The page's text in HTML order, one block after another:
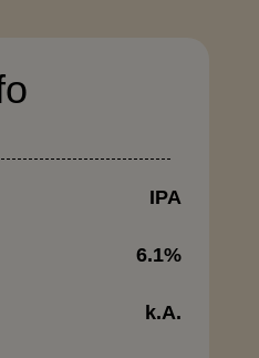
IPA
6.1%
k.A.